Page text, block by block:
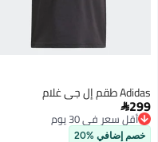
Adidas طقم إل جي غلام
299
أقل سعر في 30 يوم
أقل سعر في 30 يوم
خصم إضافي %20